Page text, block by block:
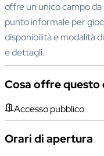
offre un unico campo
punto informale per
disponibilità e modalità
e dettagli.
Cosa offre questo
Accesso pubblico
Orari di apertura